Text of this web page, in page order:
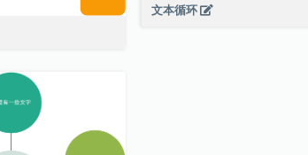
文本循环